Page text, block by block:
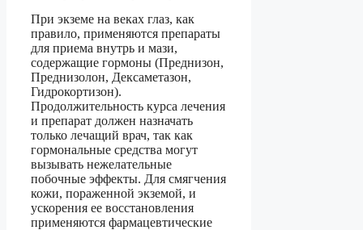
При экземе на веках глаз, как
правило, применяются препараты
для приема внутрь и мази,
содержащие гормоны (Преднизон,
Преднизолон, Дексаметазон,
Гидрокортизон).
Продолжительность курса лечения
и препарат должен назначать
только лечащий врач, так как
гормональные средства могут
вызывать нежелательные
побочные эффекты. Для смягчения
кожи, пораженной экземой, и
ускорения ее восстановления
применяются фармацевтические